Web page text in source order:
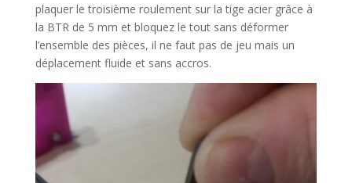
plaquer le troisième roulement sur la tige acier grâce à
la BTR de 5 mm et bloquez le tout sans déformer
l’ensemble des pièces, il ne faut pas de jeu mais un
déplacement fluide et sans accros.